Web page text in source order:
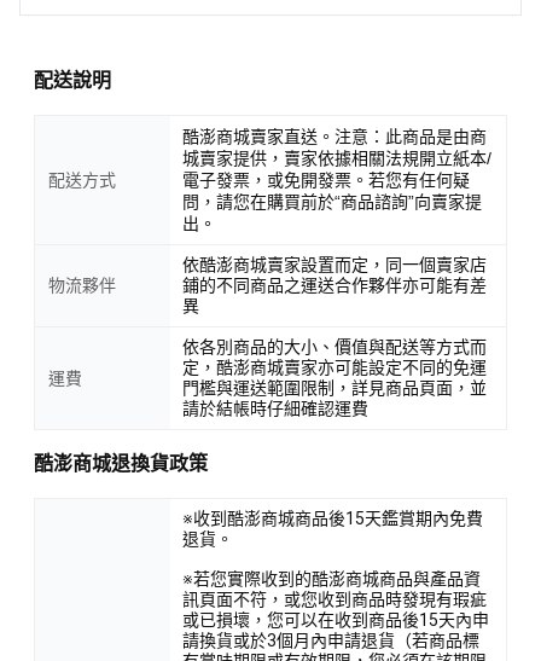
配送說明
配送方式
酷澎商城賣家直送。注意：此商品是由商
城賣家提供，賣家依據相關法規開立紙本/
電子發票，或免開發票。若您有任何疑
問，請您在購買前於“商品諮詢”向賣家提
出。
物流夥伴
依酷澎商城賣家設置而定，同一個賣家店
鋪的不同商品之運送合作夥伴亦可能有差
異
運費
依各別商品的大小、價值與配送等方式而
定，酷澎商城賣家亦可能設定不同的免運
門檻與運送範圍限制，詳見商品頁面，並
請於結帳時仔細確認運費
酷澎商城退換貨政策
※收到酷澎商城商品後15天鑑賞期內免費
退貨。
※若您實際收到的酷澎商城商品與產品資
訊頁面不符，或您收到商品時發現有瑕疵
或已損壞，您可以在收到商品後15天內申
請換貨或於3個月內申請退貨（若商品標